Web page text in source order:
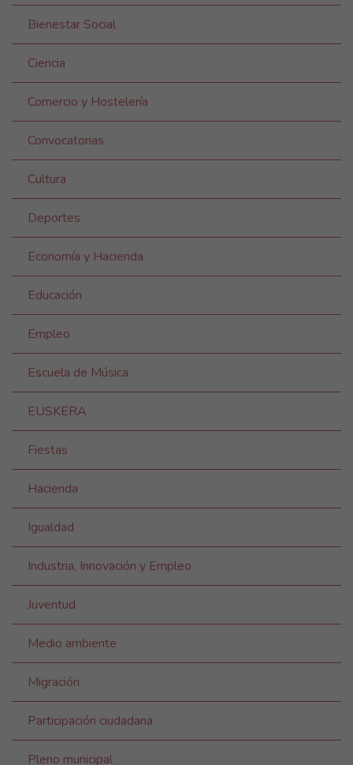
Bienestar Social
Ciencia
Comercio y Hostelería
Convocatorias
Cultura
Deportes
Economía y Hacienda
Educación
Empleo
Escuela de Música
EUSKERA
Fiestas
Hacienda
Igualdad
Industria, Innovación y Empleo
Juventud
Medio ambiente
Migración
Participación ciudadana
Pleno municipal